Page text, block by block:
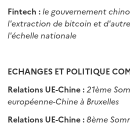
Fintech : le gouvernement
l'extraction de bitcoin et
l'échelle nationale
ECHANGES ET POLITIQUE
Relations UE-Chine :21ème
européenne-Chine à Bruxelles
Relations UE-Chine :8ème